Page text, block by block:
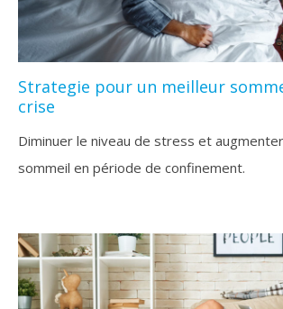
Strategie pour un meilleur
crise
Diminuer le niveau de stress et
sommeil en période de confinement.